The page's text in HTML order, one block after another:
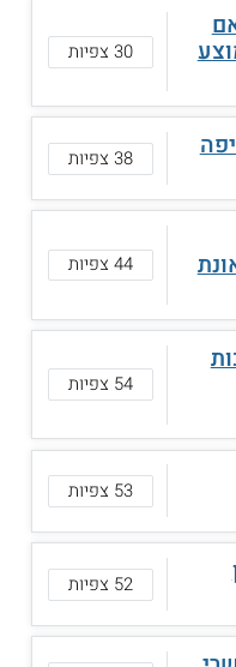
30 צפיות
38 צפיות
44 צפיות
54 צפיות
53 צפיות
52 צפיות